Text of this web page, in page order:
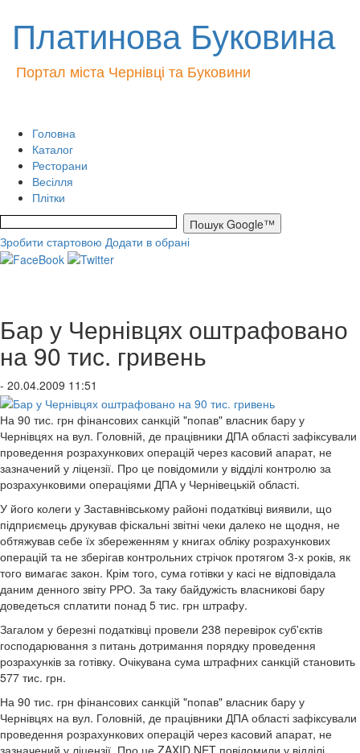
Платинова Буковина
Портал міста Чернівці та Буковини
Головна
Каталог
Ресторани
Весілля
Плітки
Зробити стартовою Додати в обрані
Бар у Чернівцях оштрафовано
на 90 тис. гривень
- 20.04.2009 11:51
На 90 тис. грн фінансових санкцій "попав" власник бару у
Чернівцях на вул. Головній, де працівники ДПА області зафіксували
проведення розрахункових операцій через касовий апарат, не
зазначений у ліцензії. Про це повідомили у відділі контролю за
розрахунковими операціями ДПА у Чернівецькій області.
У його колеги у Заставнівському районі податківці виявили, що
підприємець друкував фіскальні звітні чеки далеко не щодня, не
обтяжував себе їх збереженням у книгах обліку розрахункових
операцій та не зберігав контрольних стрічок протягом 3-х років, як
того вимагає закон. Крім того, сума готівки у касі не відповідала
даним денного звіту РРО. За таку байдужість власникові бару
доведеться сплатити понад 5 тис. грн штрафу.
Загалом у березні податківці провели 238 перевірок суб'єктів
господарювання з питань дотримання порядку проведення
розрахунків за готівку. Очікувана сума штрафних санкцій становить
577 тис. грн.
На 90 тис. грн фінансових санкцій "попав" власник бару у
Чернівцях на вул. Головній, де працівники ДПА області зафіксували
проведення розрахункових операцій через касовий апарат, не
зазначений у ліцензії. Про це ZAXID.NET повідомили у відділі